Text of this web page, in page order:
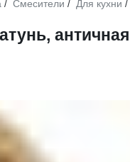
/ Смесители / Для кухни /